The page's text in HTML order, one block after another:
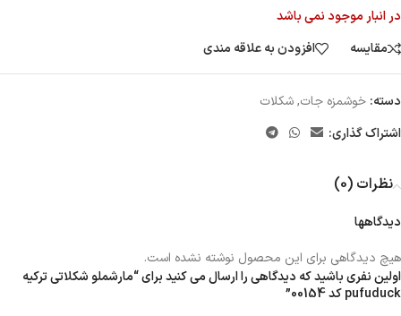
در انبار موجود نمی باشد
مقایسه
افزودن به علاقه مندی
دسته: خوشمزه جات,شکلات
اشتراک گذاری:
نظرات (0)
دیدگاهها
هیچ دیدگاهی برای این محصول نوشته نشده است.
اولین نفری باشید که دیدگاهی را ارسال می کنید برای “مارشملو شکلاتی ترکیه
pufuduck کد 00154”